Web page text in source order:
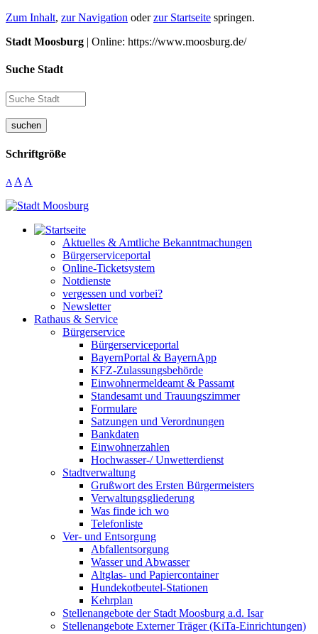
Zum Inhalt, zur Navigation oderzur Startseite springen.
Stadt Moosburg | Online: https://www.moosburg.de/
Suche Stadt
suchen
Schriftgröße
A A A
Aktuelles & Amtliche Bekanntmachungen
Bürgerserviceportal
Online-Ticketsystem
Notdienste
vergessen und vorbei?
Newsletter
Rathaus & Service
Bürgerservice
Bürgerserviceportal
BayernPortal & BayernApp
KFZ-Zulassungsbehörde
Einwohnermeldeamt & Passamt
Standesamt und Trauungszimmer
Formulare
Satzungen und Verordnungen
Bankdaten
Einwohnerzahlen
Hochwasser-/ Unwetterdienst
Stadtverwaltung
Grußwort des Ersten Bürgermeisters
Verwaltungsgliederung
Was finde ich wo
Telefonliste
Ver- und Entsorgung
Abfallentsorgung
Wasser und Abwasser
Altglas- und Papiercontainer
Hundekotbeutel-Stationen
Kehrplan
Stellenangebote der Stadt Moosburg a.d. Isar
Stellenangebote Externer Träger (KiTa-Einrichtungen)